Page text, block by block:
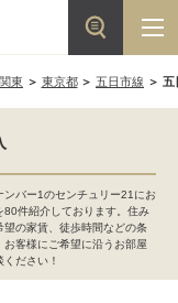
関東 東京都 五日市線 五
ンバー1のセンチュリー21にお
80件紹介しております。住み
の家賃、徒歩時間などの条
客様にご希望に沿うお部屋
ださい！